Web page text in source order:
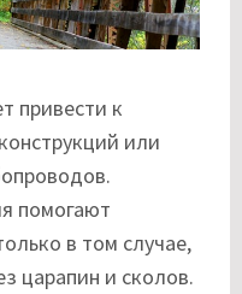
привести к
или
помогают
в том случае,
царапин и сколов.